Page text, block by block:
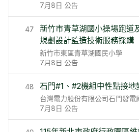
7月8日 公告
47
新竹市青草湖國小操場跑道
規劃設計監造技術服務採購
新竹市東區青草湖國民小學
7月8日 公告
48 石門#1、#2機組中性點接地
台灣電力股份有限公司石門發電
7月8日 公告